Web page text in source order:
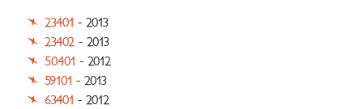
23401 - 2013
23402 - 2013
50401 - 2012
59101 - 2013
63401 - 2012